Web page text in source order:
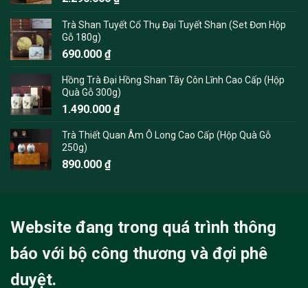
Trà Shan Tuyết Cổ Thụ Đại Tuyết Shan (Set Đơn Hộp
Gỗ 180g)
690.000 ₫
Hồng Trà Đại Hồng Shan Tây Côn Lĩnh Cao Cấp (Hộp
Quà Gỗ 300g)
1.490.000 ₫
Trà Thiết Quan Âm Ô Long Cao Cấp (Hộp Quà Gỗ
250g)
890.000 ₫
Website đang trong quá trình thông
báo với bộ công thương và đợi phê
duyệt.